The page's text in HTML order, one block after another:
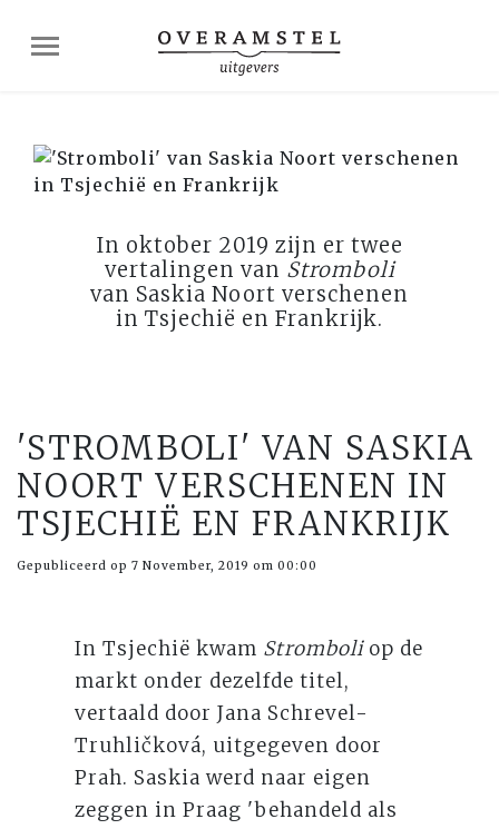
In oktober 2019 zijn er twee
vertalingen van Stromboli
van Saskia Noort verschenen
in Tsjechië en Frankrijk.
'STROMBOLI' VAN SASKIA
NOORT VERSCHENEN IN
TSJECHIË EN FRANKRIJK
Gepubliceerd op 7 November, 2019 om 00:00
In Tsjechië kwam Stromboli op de
markt onder dezelfde titel,
vertaald door Jana Schrevel-
Truhličková, uitgegeven door
Prah. Saskia werd naar eigen
zeggen in Praag 'behandeld als